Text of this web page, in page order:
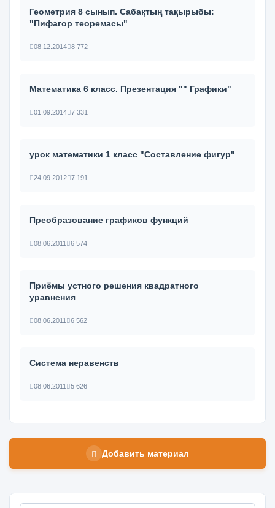
Геометрия 8 сынып. Сабақтың тақырыбы:
"Пифагор теоремасы"
08.12.2014 8 772
Математика 6 класс. Презентация "" Графики"
01.09.2014 7 331
урок математики 1 класс "Составление фигур"
24.09.2012 7 191
Преобразование графиков функций
08.06.2011 6 574
Приёмы устного решения квадратного
уравнения
08.06.2011 6 562
Система неравенств
08.06.2011 5 626
Добавить материал